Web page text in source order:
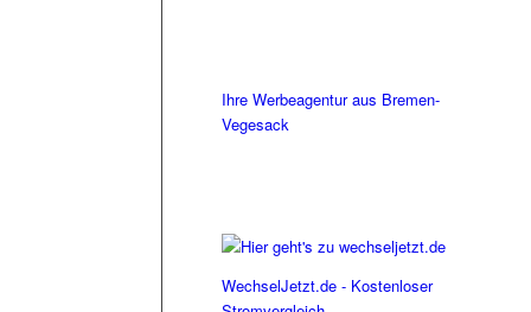
Ihre Werbeagentur aus Bremen-
Vegesack
WechselJetzt.de - Kostenloser